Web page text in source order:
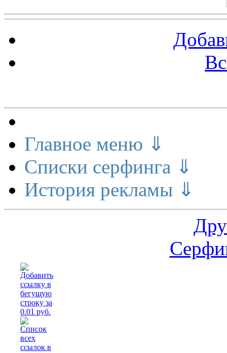
Главное меню ⇓
Списки серфинга ⇓
История рекламы ⇓